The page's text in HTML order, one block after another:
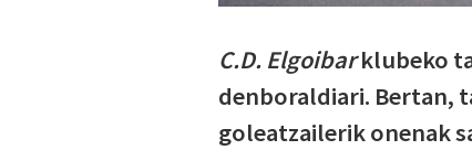
C.D. Elgoibarklubeko
denboraldiari. Bertan,
goleatzailerik onenak